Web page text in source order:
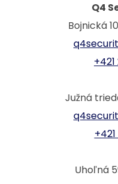
Q4
Bojnická
Južná
Uhoľná